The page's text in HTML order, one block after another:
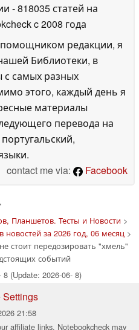
- 818035 статей на
c 2008 года
редакции, я
Библиотеки, в
самых разных
этого, каждый день я
материалы
перевода на
contact me via:
Facebook
'
Планшетов. Тесты и Новости>
новостей за 2026 год, 06 месяц>
стоит передозировать "хмель"
событий
8 (Update: 2026-06- 8)
21:58
affiliate links, Notebookcheck may